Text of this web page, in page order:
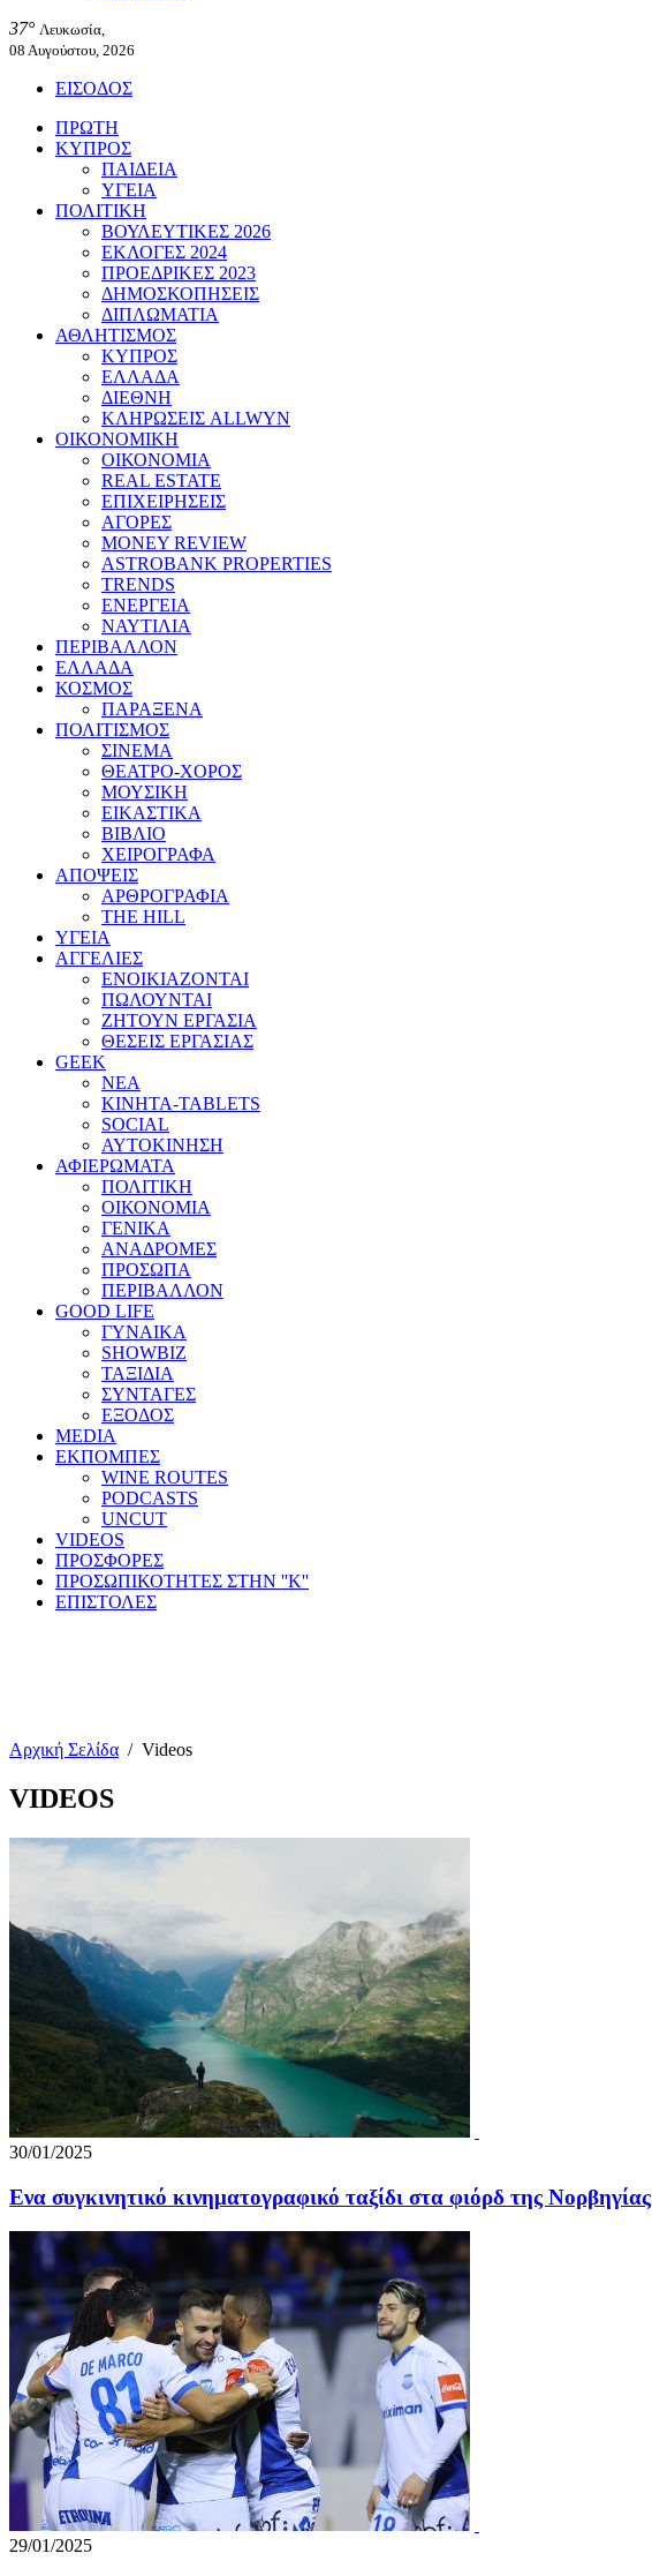
37° Λευκωσία,
08 Αυγούστου, 2026
ΕΙΣΟΔΟΣ
ΠΡΩΤΗ
ΚΥΠΡΟΣ
ΠΑΙΔΕΙΑ
ΥΓΕΙΑ
ΠΟΛΙΤΙΚΗ
ΒΟΥΛΕΥΤΙΚΕΣ 2026
ΕΚΛΟΓΕΣ 2024
ΠΡΟΕΔΡΙΚΕΣ 2023
ΔΗΜΟΣΚΟΠΗΣΕΙΣ
ΔΙΠΛΩΜΑΤΙΑ
ΑΘΛΗΤΙΣΜΟΣ
ΚΥΠΡΟΣ
ΕΛΛΑΔΑ
ΔΙΕΘΝΗ
ΚΛΗΡΩΣΕΙΣ ALLWYN
ΟΙΚΟΝΟΜΙΚΗ
ΟΙΚΟΝΟΜΙΑ
REAL ESTATE
ΕΠΙΧΕΙΡΗΣΕΙΣ
ΑΓΟΡΕΣ
MONEY REVIEW
ASTROBANK PROPERTIES
TRENDS
ΕΝΕΡΓΕΙΑ
ΝΑΥΤΙΛΙΑ
ΠΕΡΙΒΑΛΛΟΝ
ΕΛΛΑΔΑ
ΚΟΣΜΟΣ
ΠΑΡΑΞΕΝΑ
ΠΟΛΙΤΙΣΜΟΣ
ΣΙΝΕΜΑ
ΘΕΑΤΡΟ-ΧΟΡΟΣ
ΜΟΥΣΙΚΗ
ΕΙΚΑΣΤΙΚΑ
ΒΙΒΛΙΟ
ΧΕΙΡΟΓΡΑΦΑ
ΑΠΟΨΕΙΣ
ΑΡΘΡΟΓΡΑΦΙΑ
THE HILL
ΥΓΕΙΑ
ΑΓΓΕΛΙΕΣ
ΕΝΟΙΚΙΑΖΟΝΤΑΙ
ΠΩΛΟΥΝΤΑΙ
ΖΗΤΟΥΝ ΕΡΓΑΣΙΑ
ΘΕΣΕΙΣ ΕΡΓΑΣΙΑΣ
GEEK
ΝΕΑ
ΚΙΝΗΤΑ-TABLETS
SOCIAL
ΑΥΤΟΚΙΝΗΣΗ
ΑΦΙΕΡΩΜΑΤΑ
ΠΟΛΙΤΙΚΗ
ΟΙΚΟΝΟΜΙΑ
ΓΕΝΙΚΑ
ΑΝΑΔΡΟΜΕΣ
ΠΡΟΣΩΠΑ
ΠΕΡΙΒΑΛΛΟΝ
GOOD LIFE
ΓΥΝΑΙΚΑ
SHOWBIZ
ΤΑΞΙΔΙΑ
ΣΥΝΤΑΓΕΣ
ΕΞΟΔΟΣ
MEDIA
ΕΚΠΟΜΠΕΣ
WINE ROUTES
PODCASTS
UNCUT
VIDEOS
ΠΡΟΣΦΟΡΕΣ
ΠΡΟΣΩΠΙΚΟΤΗΤΕΣ ΣΤΗΝ ''Κ''
ΕΠΙΣΤΟΛΕΣ
Αρχική Σελίδα / Videos
VIDEOS
30/01/2025
Ενα συγκινητικό κινηματογραφικό ταξίδι στα φιόρδ της Νορβηγίας
29/01/2025